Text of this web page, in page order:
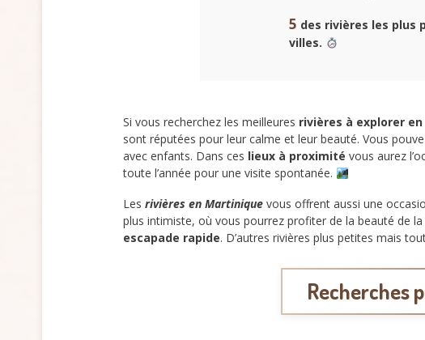
5 des rivières les plus
villes.
Si vous recherchez les meilleures rivières à explorer
sont réputées pour leur calme et leur beauté. Vous
avec enfants. Dans ces lieux à proximité vous aurez
toute l’année pour une visite spontanée.
Les rivières en Martinique vous offrent aussi une
plus intimiste, où vous pourrez profiter de la beauté de
escapade rapide. D’autres rivières plus petites mais
Recherches